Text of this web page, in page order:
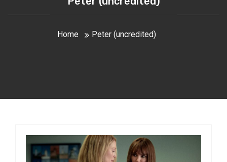
Home Peter (uncredited)